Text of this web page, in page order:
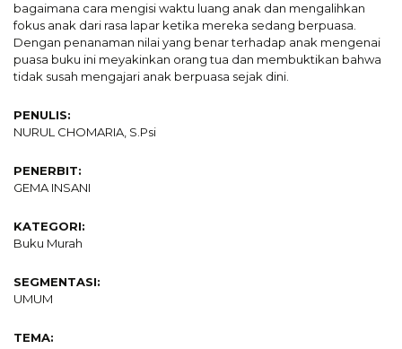
bagaimana cara mengisi waktu luang anak dan mengalihkan
fokus anak dari rasa lapar ketika mereka sedang berpuasa.
Dengan penanaman nilai yang benar terhadap anak mengenai
puasa buku ini meyakinkan orang tua dan membuktikan bahwa
tidak susah mengajari anak berpuasa sejak dini.
PENULIS:
NURUL CHOMARIA, S.Psi
PENERBIT:
GEMA INSANI
KATEGORI:
Buku Murah
SEGMENTASI:
UMUM
TEMA: